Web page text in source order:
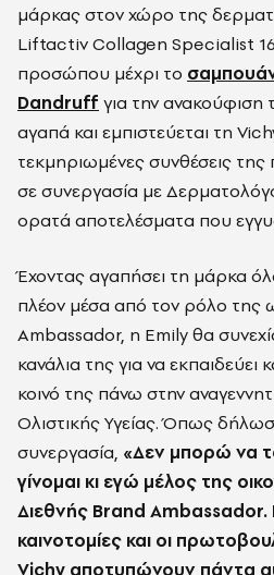
μάρκας στον χώρο της
Liftactiv Collagen Specialist 16
προσώπου μέχρι το
Dandruff για την
αγαπά και εμπιστεύεται τη
τεκμηριωμένες συνθέσεις
σε συνεργασία με
ορατά αποτελέσματα που
Έχοντας αγαπήσει τη μάρκα
πλέον μέσα από τον ρόλο της
Ambassador, η Emily θα
κανάλια της για να εκπαιδεύει
κοινό της πάνω στην
Ολιστικής Υγείας. Όπως
συνεργασία, «Δεν μπορώ να
γίνομαι κι εγώ μέλος της
Διεθνής Brand Ambassador.
καινοτομίες και οι
Vichy αποτυπώνουν πάντα